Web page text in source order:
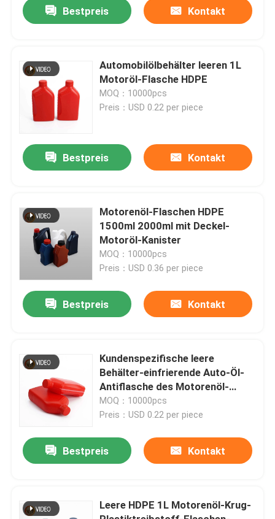
Bestpreis Kontakt
Automobilölbehälter leeren 1L
Motoröl-Flasche HDPE
MOQ：10000pcs
Preis：USD 0.22 per piece
Bestpreis Kontakt
Motorenöl-Flaschen HDPE
1500ml 2000ml mit Deckel-
Motoröl-Kanister
MOQ：10000pcs
Preis：USD 0.36 per piece
Bestpreis Kontakt
Kundenspezifische leere
Behälter-einfrierende Auto-Öl-
Antiflasche des Motorenöl-
1000ml
MOQ：10000pcs
Preis：USD 0.22 per piece
Bestpreis Kontakt
Leere HDPE 1L Motorenöl-Krug-